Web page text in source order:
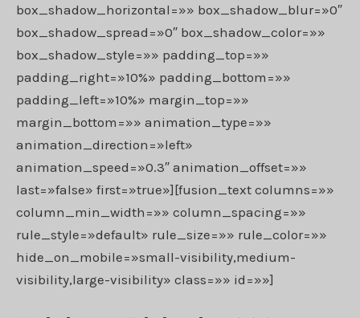
box_shadow_horizontal=»» box_shadow_blur=»0″
box_shadow_spread=»0″ box_shadow_color=»»
box_shadow_style=»» padding_top=»»
padding_right=»10%» padding_bottom=»»
padding_left=»10%» margin_top=»»
margin_bottom=»» animation_type=»»
animation_direction=»left»
animation_speed=»0.3″ animation_offset=»»
last=»false» first=»true»][fusion_text columns=»»
column_min_width=»» column_spacing=»»
rule_style=»default» rule_size=»» rule_color=»»
hide_on_mobile=»small-visibility,medium-
visibility,large-visibility» class=»» id=»»]